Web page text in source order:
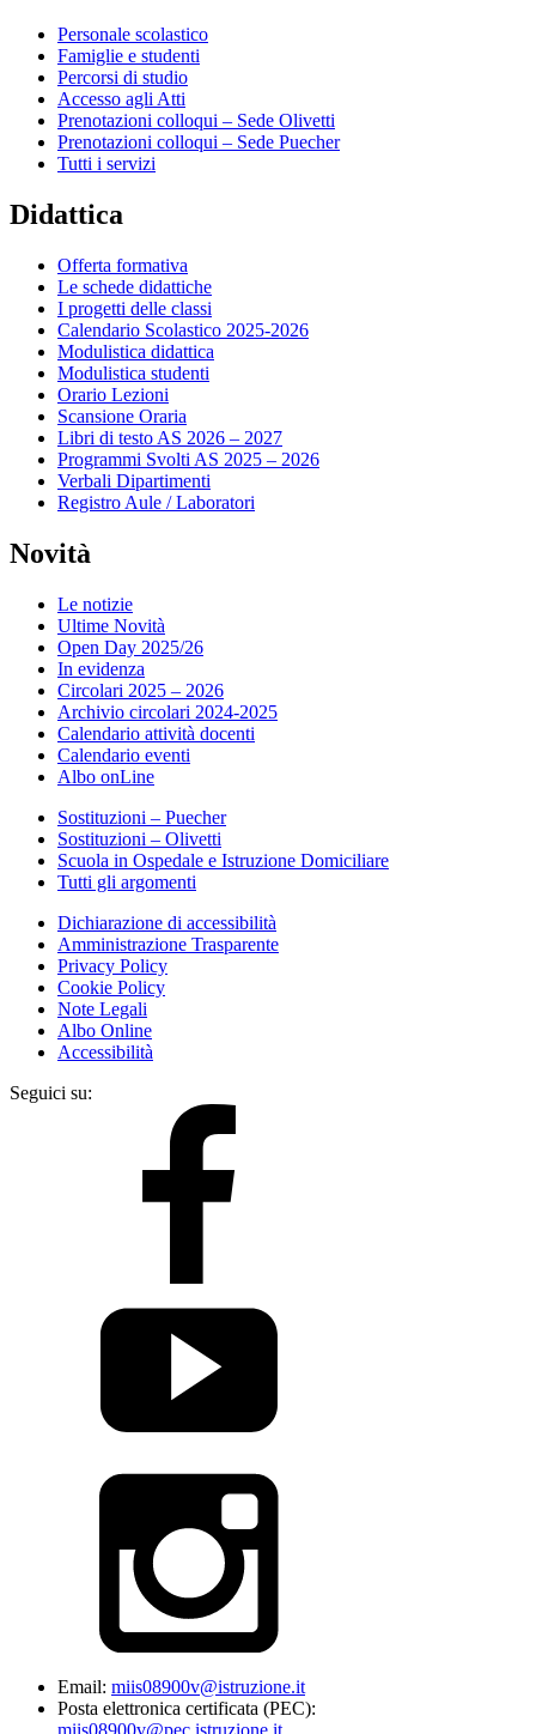
Personale scolastico
Famiglie e studenti
Percorsi di studio
Accesso agli Atti
Prenotazioni colloqui – Sede Olivetti
Prenotazioni colloqui – Sede Puecher
Tutti i servizi
Didattica
Offerta formativa
Le schede didattiche
I progetti delle classi
Calendario Scolastico 2025-2026
Modulistica didattica
Modulistica studenti
Orario Lezioni
Scansione Oraria
Libri di testo AS 2026 – 2027
Programmi Svolti AS 2025 – 2026
Verbali Dipartimenti
Registro Aule / Laboratori
Novità
Le notizie
Ultime Novità
Open Day 2025/26
In evidenza
Circolari 2025 – 2026
Archivio circolari 2024-2025
Calendario attività docenti
Calendario eventi
Albo onLine
Sostituzioni – Puecher
Sostituzioni – Olivetti
Scuola in Ospedale e Istruzione Domiciliare
Tutti gli argomenti
Dichiarazione di accessibilità
Amministrazione Trasparente
Privacy Policy
Cookie Policy
Note Legali
Albo Online
Accessibilità
Seguici su:
Email: miis08900v@istruzione.it
Posta elettronica certificata (PEC):
miis08900v@pec.istruzione.it